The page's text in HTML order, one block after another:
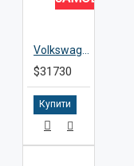
$31730
Купити